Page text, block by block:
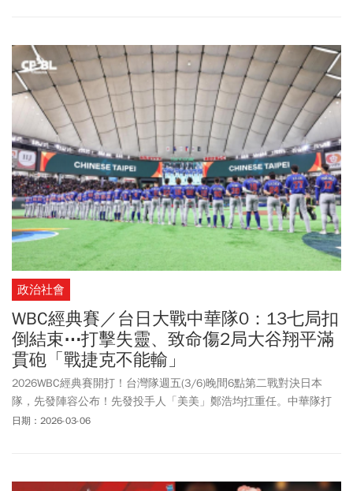
領軍，盼能在預賽中奪得佳績。而「費仔」費爾柴德也用兩支全壘
打讓所有台灣人記得他！雖然前兩場打線未能如期發揮，但台灣隊
越戰越勇，不僅投手群繳出亮眼成績單，４場比賽更是０失誤，讓
不少球迷相當振奮！《今周刊》本文整理WBC經典賽台灣隊賽程及
各組賽事結果、轉播平台、戶外直播派對等資訊，誰能獲得晉級資
格，搶下2026WBC賽事冠軍？
政治社會
WBC經典賽／台日大戰中華隊0：13七局扣
倒結束⋯打擊失靈、致命傷2局大谷翔平滿
貫砲「戰捷克不能輸」
2026WBC經典賽開打！台灣隊週五(3/6)晚間6點第二戰對決日本
隊，先發陣容公布！先發投手人「美美」鄭浩均扛重任。中華隊打
線先發名單公布，隊長陳傑憲因傷並未列入先發名單。中華隊先發
日期：2026-03-06